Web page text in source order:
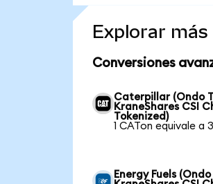
Explorar
Conversiones
Caterpillar (Ondo
KraneShares CSI
Tokenized)
1 CATon equivale a
Energy Fuels